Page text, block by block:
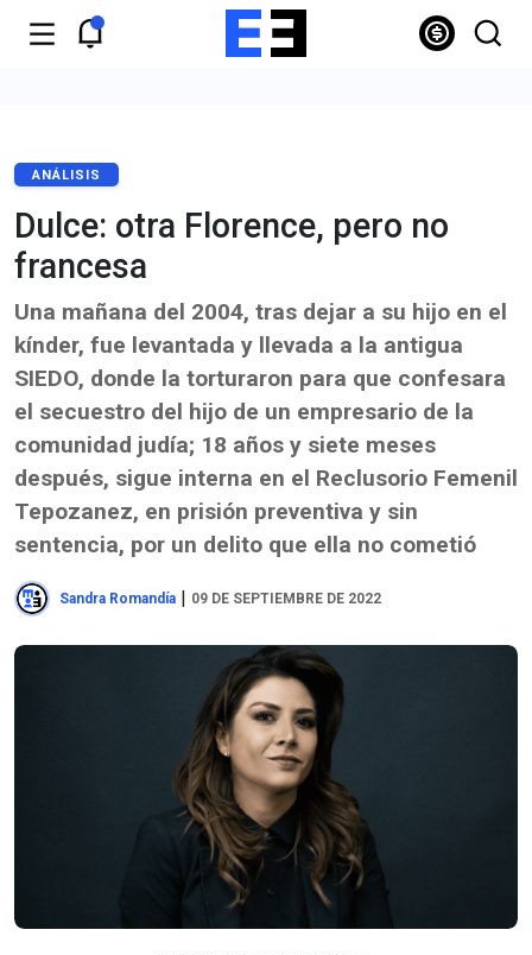
ANÁLISIS
Dulce: otra Florence, pero no
francesa
Una mañana del 2004, tras dejar a su hijo en el
kínder, fue levantada y llevada a la antigua
SIEDO, donde la torturaron para que confesara
el secuestro del hijo de un empresario de la
comunidad judía; 18 años y siete meses
después, sigue interna en el Reclusorio Femenil
Tepozanez, en prisión preventiva y sin
sentencia, por un delito que ella no cometió
Sandra Romandía | 09 DE SEPTIEMBRE DE 2022